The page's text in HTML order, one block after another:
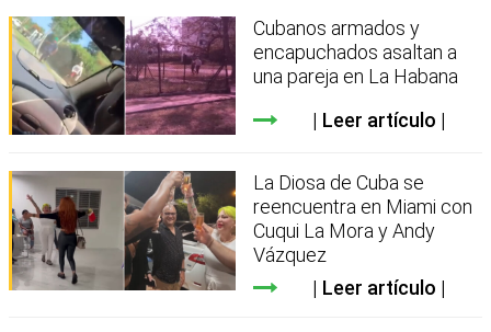
Cubanos armados y
encapuchados asaltan a
una pareja en La Habana
Leer artículo
La Diosa de Cuba se
reencuentra en Miami con
Cuqui La Mora y Andy
Vázquez
Leer artículo